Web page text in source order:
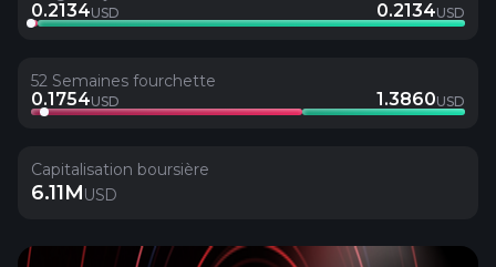
0.2134USD 0.2134USD
52 Semaines fourchette
0.1754USD 1.3860USD
Capitalisation boursière
6.11MUSD